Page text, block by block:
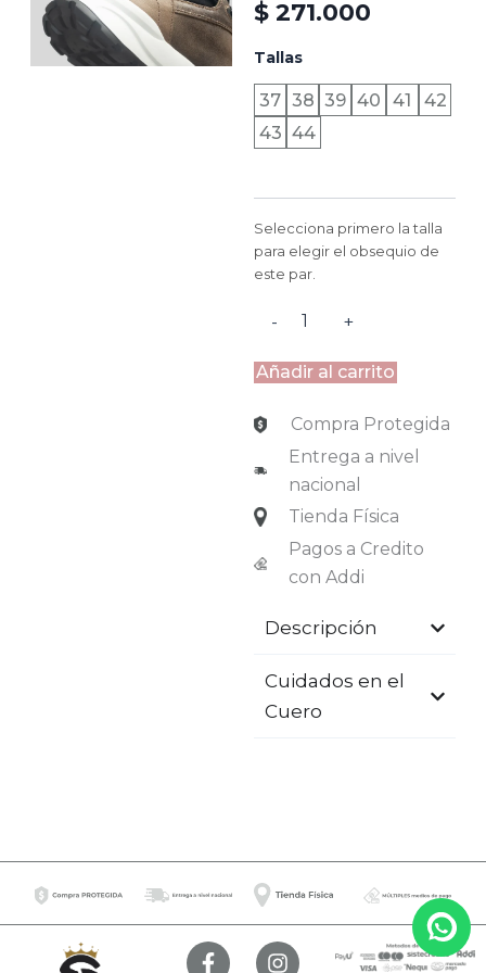
$ 271.000
Tallas
37 38 39 40 41
42
43 44
Selecciona primero la talla
para elegir el obsequio de
este par.
-
DUBAI
-
MADERA
BEIGE
cantidad
+
Añadir al carrito
Compra Protegida
Entrega a nivel
nacional
Tienda Física
Pagos a Credito
con Addi
Descripción
Cuidados en el
Cuero
F
I